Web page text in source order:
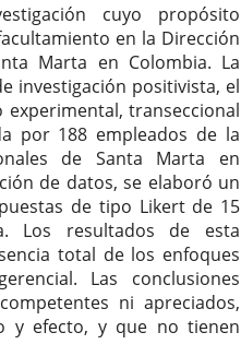
cuyo propósito
en la Dirección
Marta en Colombia. La
investigación positivista, el
transeccional
por 188 empleados de la
de Santa Marta en
de datos, se elaboró un
de tipo Likert de 15
Los resultados de esta
total de los enfoques
Las conclusiones
ni apreciados,
y efecto, y que no tienen